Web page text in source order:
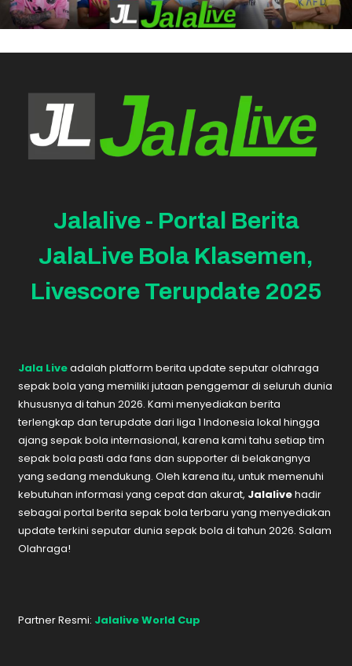
Jalalive - Portal Berita
JalaLive Bola Klasemen,
Livescore Terupdate 2025
Jala Liveadalah platform berita update seputar olahraga
sepak bola yang memiliki jutaan penggemar di seluruh dunia
khususnya di tahun 2026. Kami menyediakan berita
terlengkap dan terupdate dari liga 1 Indonesia lokal hingga
ajang sepak bola internasional, karena kami tahu setiap tim
sepak bola pasti ada fans dan supporter di belakangnya
yang sedang mendukung. Oleh karena itu, untuk memenuhi
kebutuhan informasi yang cepat dan akurat, Jalalivehadir
sebagai portal berita sepak bola terbaru yang menyediakan
update terkini seputar dunia sepak bola di tahun 2026. Salam
Olahraga!
Partner Resmi: Jalalive World Cup